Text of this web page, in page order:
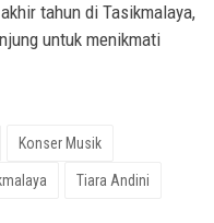
tahun di Tasikmalaya,
untuk menikmati
Konser Musik
Tiara Andini